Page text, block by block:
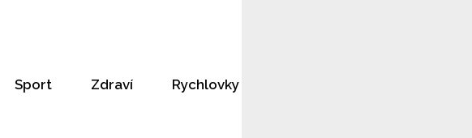
Sport Zdraví Rychlovky